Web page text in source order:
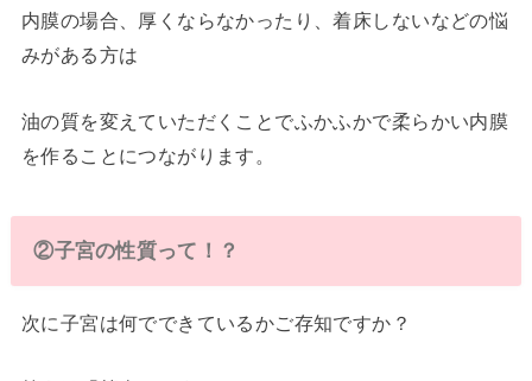
内膜の場合、厚くならなかったり、着床しないなどの悩
みがある方は
油の質を変えていただくことでふかふかで柔らかい内膜
を作ることにつながります。
②子宮の性質って！？
次に子宮は何でできているかご存知ですか？